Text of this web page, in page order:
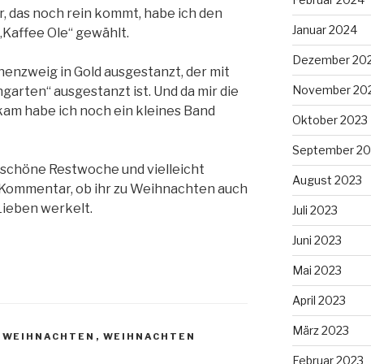
das noch rein kommt, habe ich den
Ole“ gewählt.
in Gold ausgestanzt, der mit
ausgestanzt ist. Und da mir die
habe ich noch ein kleines Band
Restwoche und vielleicht
ob ihr zu Weihnachten auch
werkelt.
WEIHNACHTEN , WEIHNACHTEN
Januar 2024
Dezember
November
Oktober 2023
September
August 2023
Juli 2023
Juni 2023
Mai 2023
April 2023
März 2023
Februar 2023